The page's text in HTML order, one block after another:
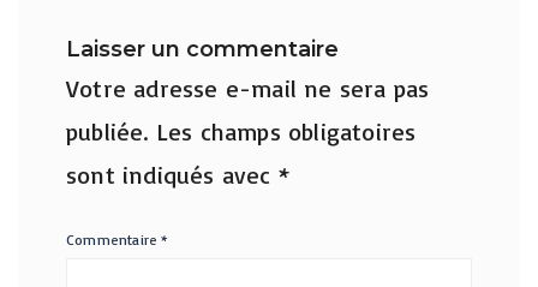
Laisser un commentaire
Votre adresse e-mail ne sera pas
publiée. Les champs obligatoires
sont indiqués avec *
Commentaire*